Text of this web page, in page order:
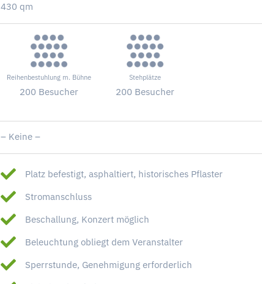
430 qm
Reihenbestuhlung m. Bühne
200 Besucher
Stehplätze
200 Besucher
– Keine –
Platz befestigt, asphaltiert, historisches Pflaster
Stromanschluss
Beschallung, Konzert möglich
Beleuchtung obliegt dem Veranstalter
Sperrstunde, Genehmigung erforderlich